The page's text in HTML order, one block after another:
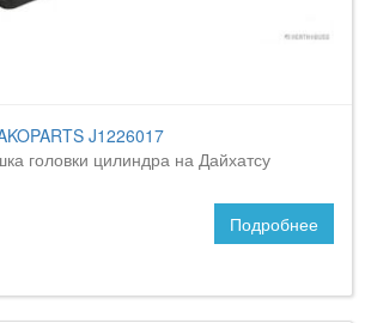
J1226017
головки цилиндра на Дайхатсу
Подробнее